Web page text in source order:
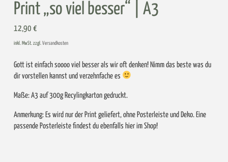
Print „so viel besser“ | A3
12,90 €
inkl. MwSt. zzgl. Versandkosten
Gott ist einfach soooo viel besser als wir oft denken! Nimm das beste was du
dir vorstellen kannst und verzehnfache es
Maße: A3 auf 300g Recylingkarton gedruckt.
Anmerkung: Es wird nur der Print geliefert, ohne Posterleiste und Deko. Eine
passende Posterleiste findest du ebenfalls hier im Shop!